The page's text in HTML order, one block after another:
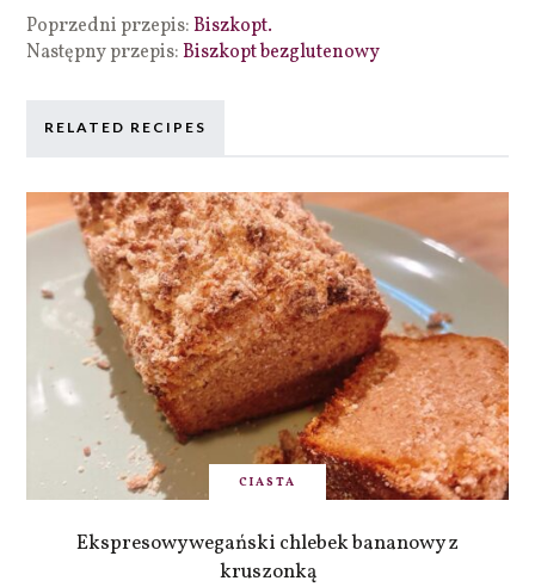
Poprzedni przepis:Biszkopt.
Następny przepis:Biszkopt bezglutenowy
RELATED RECIPES
CIASTA
Ekspresowy wegański chlebek bananowy z
kruszonką